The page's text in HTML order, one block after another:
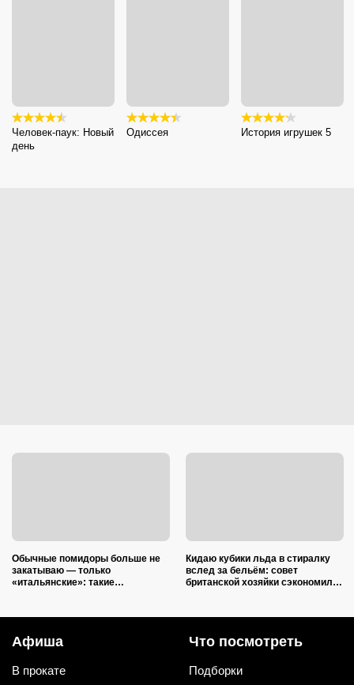
Человек-паук: Новый
день
Одиссея История игрушек 5
Обычные помидоры больше не
закатываю — только
«итальянские»: такие
Кидаю кубики льда в стиралку
вслед за бельём: совет
британской хозяйки сэкономил
Афиша
В прокате
Что посмотреть
Подборки